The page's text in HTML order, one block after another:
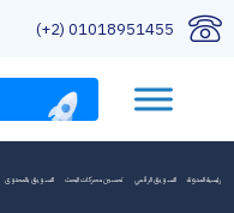
01018951455 (2+)
رئيسية المدونة التسويق الرقمي تحسين محركات البحث التسويق بالمحتوى